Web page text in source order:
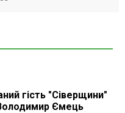
гість "Сіверщини"
Ємець